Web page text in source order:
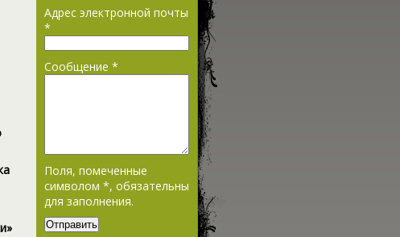
Адрес электронной почты
*
Сообщение *
Поля, помеченные
символом *, обязательны
для заполнения.